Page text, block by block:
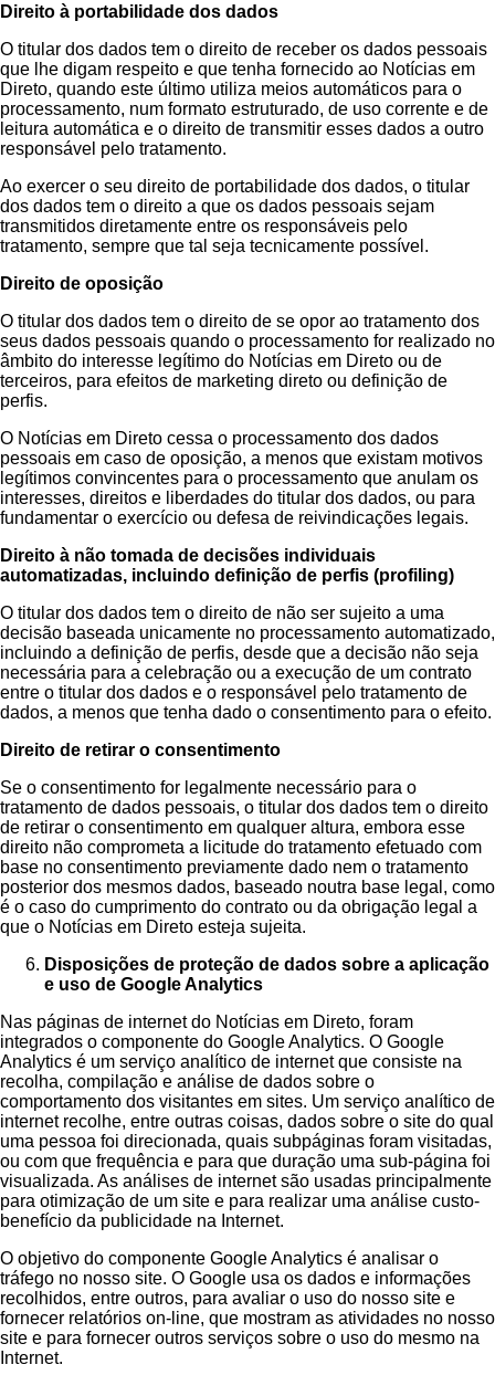
Direito à portabilidade dos dados
O titular dos dados tem o direito de receber os dados pessoais
que lhe digam respeito e que tenha fornecido ao Notícias em
Direto, quando este último utiliza meios automáticos para o
processamento, num formato estruturado, de uso corrente e de
leitura automática e o direito de transmitir esses dados a outro
responsável pelo tratamento.
Ao exercer o seu direito de portabilidade dos dados, o titular
dos dados tem o direito a que os dados pessoais sejam
transmitidos diretamente entre os responsáveis pelo
tratamento, sempre que tal seja tecnicamente possível.
Direito de oposição
O titular dos dados tem o direito de se opor ao tratamento dos
seus dados pessoais quando o processamento for realizado no
âmbito do interesse legítimo do Notícias em Direto ou de
terceiros, para efeitos de marketing direto ou definição de
perfis.
O Notícias em Direto cessa o processamento dos dados
pessoais em caso de oposição, a menos que existam motivos
legítimos convincentes para o processamento que anulam os
interesses, direitos e liberdades do titular dos dados, ou para
fundamentar o exercício ou defesa de reivindicações legais.
Direito à não tomada de decisões individuais
automatizadas, incluindo definição de perfis (profiling)
O titular dos dados tem o direito de não ser sujeito a uma
decisão baseada unicamente no processamento automatizado,
incluindo a definição de perfis, desde que a decisão não seja
necessária para a celebração ou a execução de um contrato
entre o titular dos dados e o responsável pelo tratamento de
dados, a menos que tenha dado o consentimento para o efeito.
Direito de retirar o consentimento
Se o consentimento for legalmente necessário para o
tratamento de dados pessoais, o titular dos dados tem o direito
de retirar o consentimento em qualquer altura, embora esse
direito não comprometa a licitude do tratamento efetuado com
base no consentimento previamente dado nem o tratamento
posterior dos mesmos dados, baseado noutra base legal, como
é o caso do cumprimento do contrato ou da obrigação legal a
que o Notícias em Direto esteja sujeita.
Disposições de proteção de dados sobre a aplicação
e uso de Google Analytics
Nas páginas de internet do Notícias em Direto, foram
integrados o componente do Google Analytics. O Google
Analytics é um serviço analítico de internet que consiste na
recolha, compilação e análise de dados sobre o
comportamento dos visitantes em sites. Um serviço analítico de
internet recolhe, entre outras coisas, dados sobre o site do qual
uma pessoa foi direcionada, quais subpáginas foram visitadas,
ou com que frequência e para que duração uma sub-página foi
visualizada. As análises de internet são usadas principalmente
para otimização de um site e para realizar uma análise custo-
benefício da publicidade na Internet.
O objetivo do componente Google Analytics é analisar o
tráfego no nosso site. O Google usa os dados e informações
recolhidos, entre outros, para avaliar o uso do nosso site e
fornecer relatórios on-line, que mostram as atividades no nosso
site e para fornecer outros serviços sobre o uso do mesmo na
Internet.